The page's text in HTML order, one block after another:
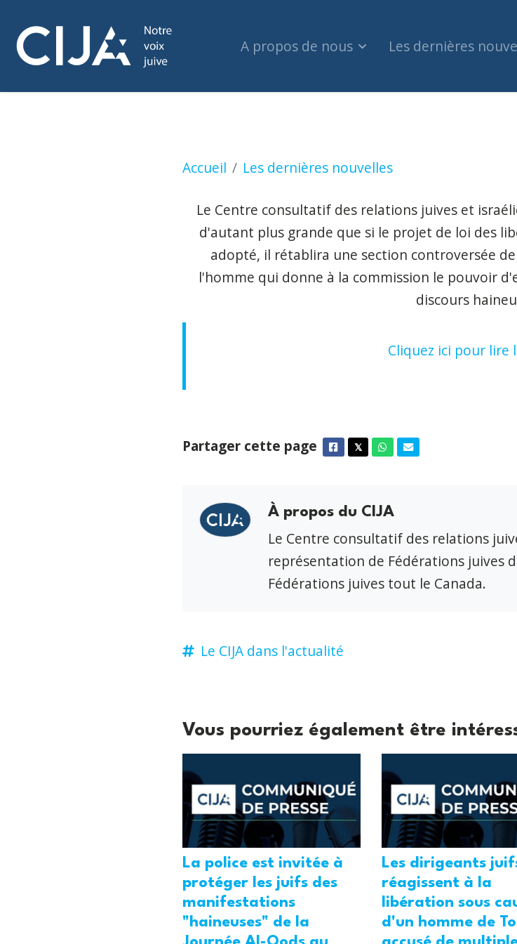
A propos de nous Les dernières
Accueil Les dernières nouvelles
Les conservateurs jurent de retirer le choix des
Le Centre consultatif des relations juives et
d'autant plus grande que si le projet de loi des
adopté, il rétablira une section controversée
l'homme qui donne à la commission le pouvoir
discours
Cliquez ici pour lire
Partager cette page Facebook
𝕏TwitterWhatsappCourriel
À propos du CIJA
Le Centre consultatif des relations
représentation de Fédérations juives
Fédérations juives tout le Canada.
Le CIJA dans l'actualité
Vous pourriez également être
La police est invitée à
protéger les juifs des
manifestations
"haineuses" de la
Les dirigeants
réagissent à la
libération sous
d'un homme de